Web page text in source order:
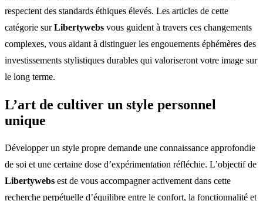
respectent des standards éthiques élevés. Les articles de cette
catégorie surLibertywebs vous guident à travers ces changements
complexes, vous aidant à distinguer les engouements éphémères des
investissements stylistiques durables qui valoriseront votre image sur
le long terme.
L’art de cultiver un style personnel
unique
Développer un style propre demande une connaissance approfondie
de soi et une certaine dose d’expérimentation réfléchie. L’objectif de
Libertywebs est de vous accompagner activement dans cette
recherche perpétuelle d’équilibre entre le confort, la fonctionnalité et